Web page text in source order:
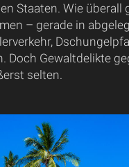
Staaten. Wie überall
– gerade in
Doch Gewaltdelikte
selten.